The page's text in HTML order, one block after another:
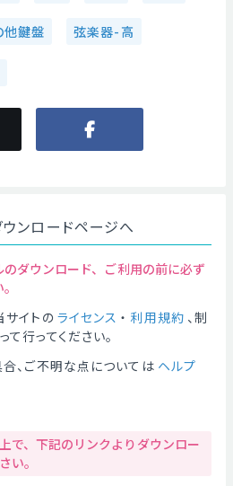
他鍵盤 弦楽器-高
ンロードページへ
ダウンロード、ご利用の前に必ず
イトの ライセンス ・ 利用規約 、制
て行ってください。
、ご不明な点については ヘルプ
で、下記のリンクよりダウンロー
い。